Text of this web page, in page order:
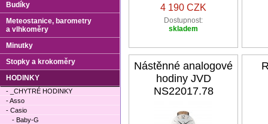
4 190 CZK
Dostupnost:
skladem
Nástěnné analogové
hodiny JVD
NS22017.78
Budíky
Meteostanice, barometry
a vlhkoměry
Minutky
Stopky a krokoměry
HODINKY
- _CHYTRÉ HODINKY
- Asso
- Casio
- Baby-G